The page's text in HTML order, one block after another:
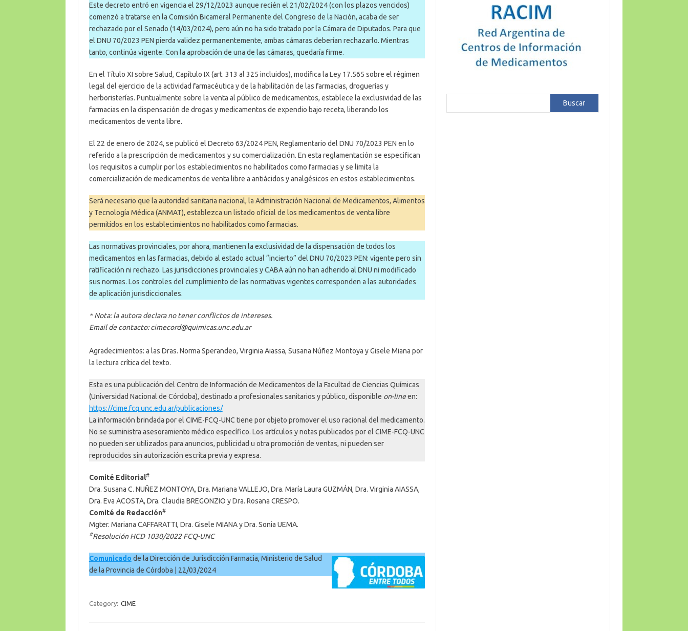
Este decreto entró en vigencia el 29/12/2023 aunque recién el 21/02/2024 (con los plazos vencidos)
comenzó a tratarse en la Comisión Bicameral Permanente del Congreso de la Nación, acaba de ser
rechazado por el Senado (14/03/2024), pero aún no ha sido tratado por la Cámara de Diputados. Para que
el DNU 70/2023 PEN pierda validez permanentemente, ambas cámaras deberían rechazarlo. Mientras
tanto, continúa vigente. Con la aprobación de una de las cámaras, quedaría firme.
En el Título XI sobre Salud, Capítulo IX (art. 313 al 325 incluidos), modifica la Ley 17.565 sobre el régimen
legal del ejercicio de la actividad farmacéutica y de la habilitación de las farmacias, droguerías y
herboristerías. Puntualmente sobre la venta al público de medicamentos, establece la exclusividad de las
farmacias en la dispensación de drogas y medicamentos de expendio bajo receta, liberando los
medicamentos de venta libre.
El 22 de enero de 2024, se publicó el Decreto 63/2024 PEN, Reglamentario del DNU 70/2023 PEN en lo
referido a la prescripción de medicamentos y su comercialización. En esta reglamentación se especifican
los requisitos a cumplir por los establecimientos no habilitados como farmacias y se limita la
comercialización de medicamentos de venta libre a antiácidos y analgésicos en estos establecimientos.
Será necesario que la autoridad sanitaria nacional, la Administración Nacional de Medicamentos, Alimentos
y Tecnología Médica (ANMAT), establezca un listado oficial de los medicamentos de venta libre
permitidos en los establecimientos no habilitados como farmacias.
Las normativas provinciales, por ahora, mantienen la exclusividad de la dispensación de todos los
medicamentos en las farmacias, debido al estado actual “incierto” del DNU 70/2023 PEN: vigente pero sin
ratificación ni rechazo. Las jurisdicciones provinciales y CABA aún no han adherido al DNU ni modificado
sus normas. Los controles del cumplimiento de las normativas vigentes corresponden a las autoridades
de aplicación jurisdiccionales.
* Nota: la autora declara no tener conflictos de intereses.
Email de contacto: cimecord@quimicas.unc.edu.ar
Agradecimientos: a las Dras. Norma Sperandeo, Virginia Aiassa, Susana Núñez Montoya y Gisele Miana por
la lectura crítica del texto.
Esta es una publicación del Centro de Información de Medicamentos de la Facultad de Ciencias Químicas
(Universidad Nacional de Córdoba), destinado a profesionales sanitarios y público, disponible on-lineen:
https://cime.fcq.unc.edu.ar/publicaciones/
La información brindada por el CIME-FCQ-UNC tiene por objeto promover el uso racional del medicamento.
No se suministra asesoramiento médico específico. Los artículos y notas publicados por el CIME-FCQ-UNC
no pueden ser utilizados para anuncios, publicidad u otra promoción de ventas, ni pueden ser
reproducidos sin autorización escrita previa y expresa.
Comité Editorial#
Dra. Susana C. NUÑEZ MONTOYA, Dra. Mariana VALLEJO, Dra. María Laura GUZMÁN, Dra. Virginia AIASSA,
Dra. Eva ACOSTA, Dra. Claudia BREGONZIO y Dra. Rosana CRESPO.
Comité de Redacción#
Mgter. Mariana CAFFARATTI, Dra. Gisele MIANA y Dra. Sonia UEMA.
#Resolución HCD 1030/2022 FCQ-UNC
Comunicado de la Dirección de Jurisdicción Farmacia, Ministerio de Salud
de la Provincia de Córdoba | 22/03/2024
Category: CIME
Buscar